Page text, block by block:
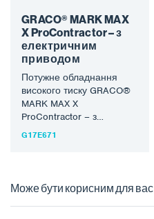
GRACO® MARK MAX
X ProContractor – з
електричним
приводом
Потужне обладнання
високого тиску GRACO®
MARK MAX X
ProContractor – з
електричним приводом,
G17E671
Може бути корисним для вас